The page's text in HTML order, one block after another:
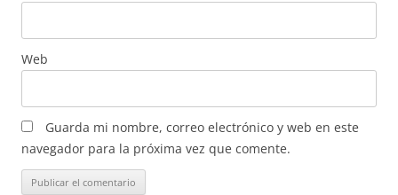
Web
Guarda mi nombre, correo electrónico y web en este
navegador para la próxima vez que comente.